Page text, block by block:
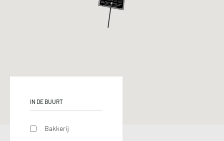
IN DE BUURT
Bakkerij